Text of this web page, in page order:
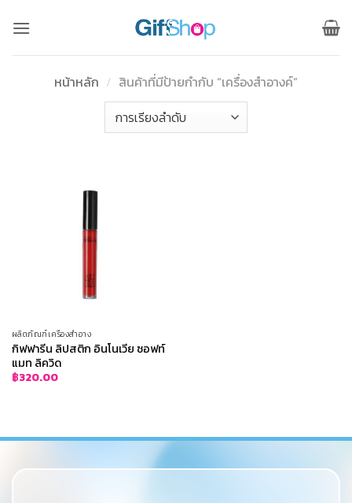
หน้าหลัก / สินค้าที่มีป้ายกำกับ “เครื่องสำอางค์”
ผลิตภัณฑ์เครื่องสำอาง
กิฟฟารีน ลิปสติก อินโนเวีย ซอฟท์
แมท ลิควิด
฿320.00